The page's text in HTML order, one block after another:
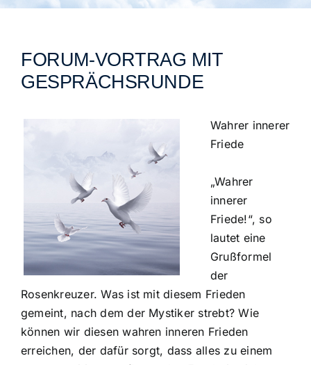
Städtegruppen Schweiz
FORUM-VORTRAG MIT
GESPRÄCHSRUNDE
Wahrer innerer
Friede
„Wahrer
innerer
Friede!“, so
lautet eine
Grußformel
der
Rosenkreuzer. Was ist mit diesem Frieden
gemeint, nach dem der Mystiker strebt? Wie
können wir diesen wahren inneren Frieden
erreichen, der dafür sorgt, dass alles zu einem